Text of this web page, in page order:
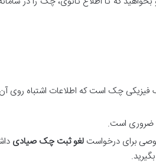
فیزیکی چک است که اطلاعات اشتباه روی
ضروری است.
برای درخواستلغو ثبت چک صیادی